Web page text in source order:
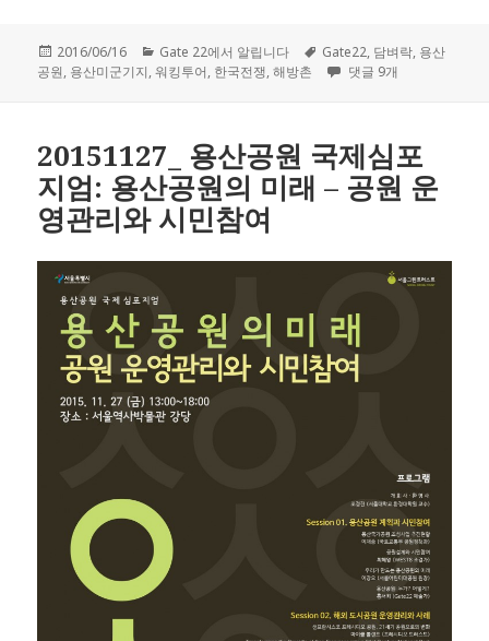
작
성
2016/06/16
카
테
Gate 22에서 알립니다
태
그
Gate22, 담벼락, 용산
공원, 용산미군기지,워킹투어, 한국전쟁,해방촌 Gate22 워킹투어세미
댓글 9개
20151127_ 용산공원 국제심포
지엄: 용산공원의 미래 – 공원 운
영관리와 시민참여